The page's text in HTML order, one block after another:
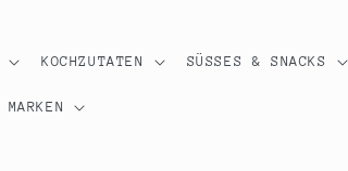
KOCHZUTATEN SÜSSES & SNACKS